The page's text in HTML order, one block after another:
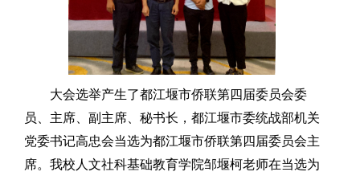
大会选举产生了都江堰市侨联第四届委员会委
员、主席、副主席、秘书长，都江堰市委统战部机关
党委书记高忠会当选为都江堰市侨联第四届委员会主
席。我校人文社科基础教育学院邹堰柯老师在当选为